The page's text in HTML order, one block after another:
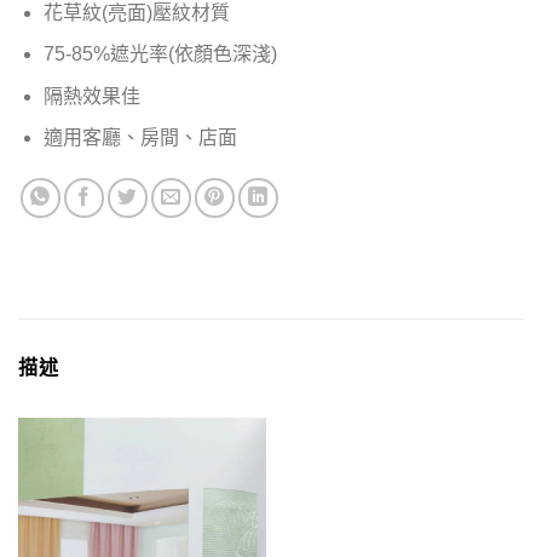
花草紋(亮面)壓紋材質
75-85%遮光率(依顏色深淺)
隔熱效果佳
適用客廳、房間、店面
描述